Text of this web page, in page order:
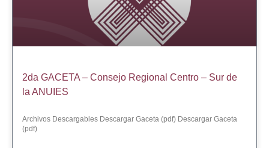
2da GACETA – Consejo Regional Centro – Sur de
la ANUIES
Archivos Descargables Descargar Gaceta (pdf) Descargar Gaceta
(pdf)